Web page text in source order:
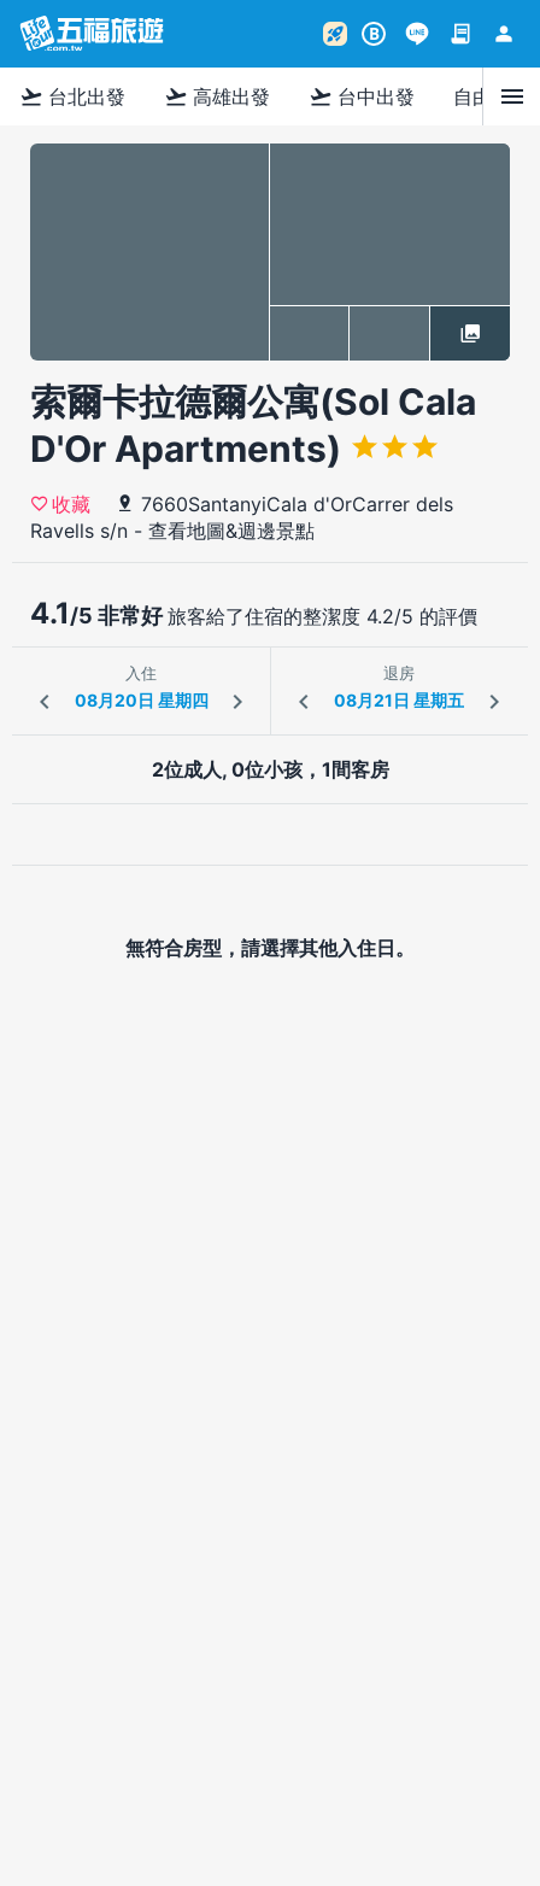
rocket_launch B contract person
flight_takeoff 台北出發 flight_takeoff 高雄出發 flight_takeoff 台中出發 自由行menu
索爾卡拉德爾公寓(Sol Cala
D'Or Apartments)
收藏
7660SantanyiCala d'OrCarrer dels
Ravells s/n - 查看地圖&週邊景點
4.1/5 非常好旅客給了住宿的整潔度 4.2/5 的評價
入住 退房
2位成人, 0位小孩，1間客房
無符合房型，請選擇其他入住日。